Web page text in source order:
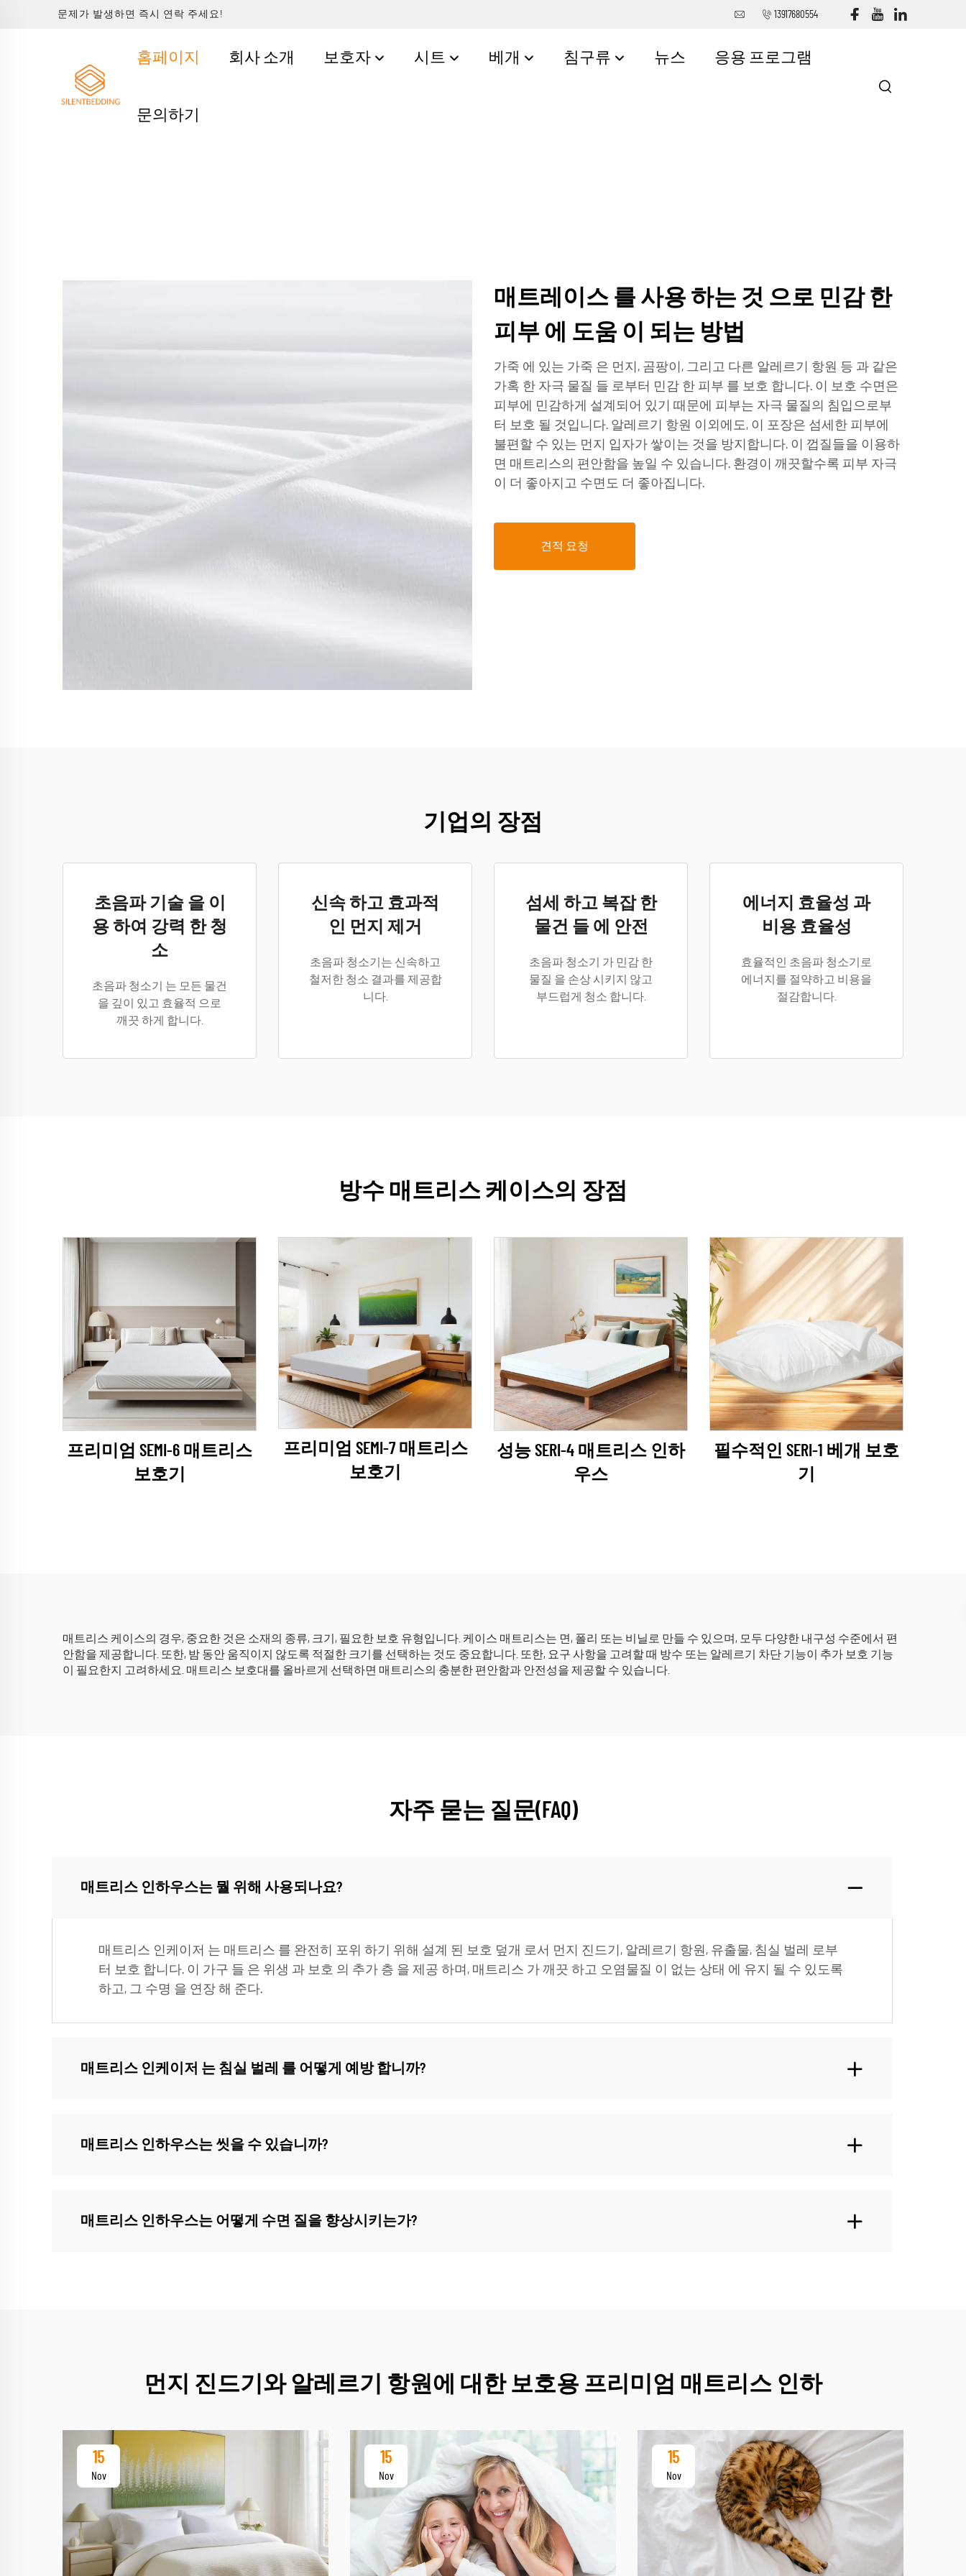
문제가 발생하면 즉시 연락 주세요! 13917680554
홈페이지 회사 소개 보호자 시트 베개 침구류 뉴스 응용 프로그램
문의하기
매트레이스 를 사용 하는 것 으로 민감 한
피부 에 도움 이 되는 방법
가죽 에 있는 가죽 은 먼지, 곰팡이, 그리고 다른 알레르기 항원 등 과 같은
가혹 한 자극 물질 들 로부터 민감 한 피부 를 보호 합니다. 이 보호 수면은
피부에 민감하게 설계되어 있기 때문에 피부는 자극 물질의 침입으로부
터 보호 될 것입니다. 알레르기 항원 이외에도, 이 포장은 섬세한 피부에
불편할 수 있는 먼지 입자가 쌓이는 것을 방지합니다. 이 껍질들을 이용하
면 매트리스의 편안함을 높일 수 있습니다. 환경이 깨끗할수록 피부 자극
이 더 좋아지고 수면도 더 좋아집니다.
견적 요청
기업의 장점
초음파 기술 을 이
용 하여 강력 한 청
소
초음파 청소기 는 모든 물건
을 깊이 있고 효율적 으로
깨끗 하게 합니다.
신속 하고 효과적
인 먼지 제거
초음파 청소기는 신속하고
철저한 청소 결과를 제공합
니다.
섬세 하고 복잡 한
물건 들 에 안전
초음파 청소기 가 민감 한
물질 을 손상 시키지 않고
부드럽게 청소 합니다.
에너지 효율성 과
비용 효율성
효율적인 초음파 청소기로
에너지를 절약하고 비용을
절감합니다.
방수 매트리스 케이스의 장점
프리미엄 SEMI-6 매트리스
보호기
프리미엄 SEMI-7 매트리스
보호기
성능 SERI-4 매트리스 인하
우스
필수적인 SERI-1 베개 보호
기
매트리스 케이스의 경우, 중요한 것은 소재의 종류, 크기, 필요한 보호 유형입니다. 케이스 매트리스는 면, 폴리 또는 비닐로 만들 수 있으며, 모두 다양한 내구성 수준에서 편
안함을 제공합니다. 또한, 밤 동안 움직이지 않도록 적절한 크기를 선택하는 것도 중요합니다. 또한, 요구 사항을 고려할 때 방수 또는 알레르기 차단 기능이 추가 보호 기능
이 필요한지 고려하세요. 매트리스 보호대를 올바르게 선택하면 매트리스의 충분한 편안함과 안전성을 제공할 수 있습니다.
자주 묻는 질문(FAQ)
매트리스 인하우스는 뭘 위해 사용되나요?
매트리스 인케이저 는 매트리스 를 완전히 포위 하기 위해 설계 된 보호 덮개 로서 먼지 진드기, 알레르기 항원, 유출물, 침실 벌레 로부
터 보호 합니다. 이 가구 들 은 위생 과 보호 의 추가 층 을 제공 하며, 매트리스 가 깨끗 하고 오염물질 이 없는 상태 에 유지 될 수 있도록
하고, 그 수명 을 연장 해 준다.
매트리스 인케이저 는 침실 벌레 를 어떻게 예방 합니까?
매트리스 인하우스는 씻을 수 있습니까?
매트리스 인하우스는 어떻게 수면 질을 향상시키는가?
먼지 진드기와 알레르기 항원에 대한 보호용 프리미엄 매트리스 인하
15
Nov
15
Nov
15
Nov